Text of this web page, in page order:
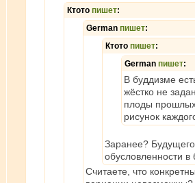
Ктото пишет:
German пишет:
Ктото пишет:
German пишет:
В буддизме
жёстко не
плоды прошлых
рисунок
Заранее?
обусловленности
Считаете, что